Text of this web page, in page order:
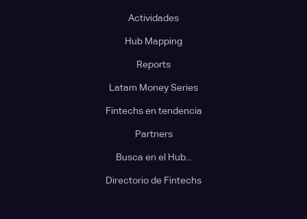
Actividades
Hub Mapping
Reports
Latam Money Series
Fintechs en tendencia
Partners
Busca en el Hub...
Directorio de Fintechs